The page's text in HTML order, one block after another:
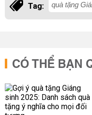
Tag: quà tặng
CÓ THỂ BẠN